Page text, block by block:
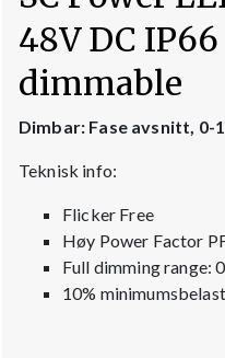
48V DC
dimmable
Dimbar: Fase avsnitt, 0-
Teknisk info:
Flicker Free
Høy Power Factor
Full dimming range:
10%